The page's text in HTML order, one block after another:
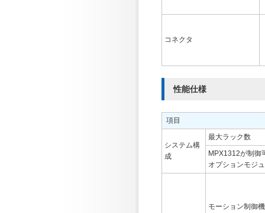
コネクタ
性能仕様
項目
システム構
成
最大ラック数
MPX1312が制御
オプションモジ
モーション制御